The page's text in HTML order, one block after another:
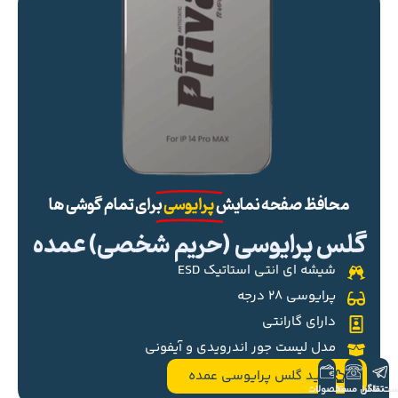
محافظ صفحه نمایشپرایوسیبرای تمام گوشی ها
گلس پرایوسی (حریم شخصی) عمده
شیشه ای انتی استاتیک ESD
پرایوسی ۲۸ درجه
دارای گارانتی
مدل لیست جور اندرویدی و آیفونی
خرید گلس پرایوسی عمده
تلگرام
تماس مستقیم
محصولات